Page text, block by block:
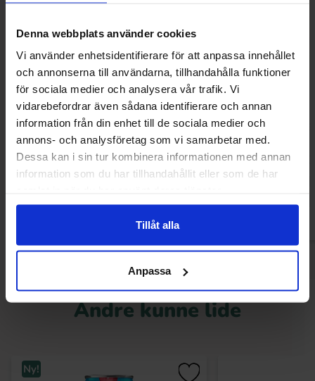
Denna webbplats använder cookies
Vi använder enhetsidentifierare för att anpassa innehållet
och annonserna till användarna, tillhandahålla funktioner
för sociala medier och analysera vår trafik. Vi
vidarebefordrar även sådana identifierare och annan
information från din enhet till de sociala medier och
annons- och analysföretag som vi samarbetar med.
Dessa kan i sin tur kombinera informationen med annan
information som du har tillhandahållit eller som de har
Tillåt alla
Anpassa
Haribo Persikor 100g
13.90 kr 8.90 kr
Grahns Sega
Andre kunne lide
Ny!